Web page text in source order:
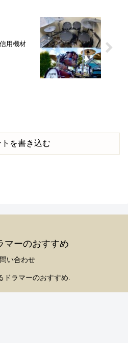
用機材
トを書き込む
マーのおすすめ
い合わせ
ラマーのおすすめ.